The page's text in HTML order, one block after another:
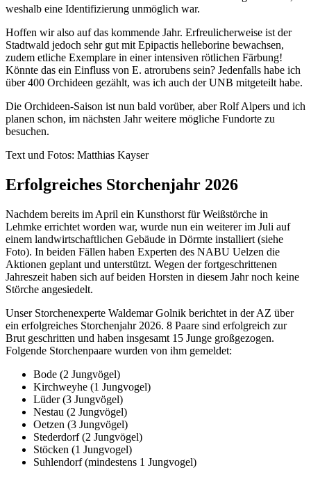
weshalb eine Identifizierung unmöglich war.
Hoffen wir also auf das kommende Jahr. Erfreulicherweise ist der
Stadtwald jedoch sehr gut mit Epipactis helleborine bewachsen,
zudem etliche Exemplare in einer intensiven rötlichen Färbung!
Könnte das ein Einfluss von E. atrorubens sein? Jedenfalls habe ich
über 400 Orchideen gezählt, was ich auch der UNB mitgeteilt habe.
Die Orchideen-Saison ist nun bald vorüber, aber Rolf Alpers und ich
planen schon, im nächsten Jahr weitere mögliche Fundorte zu
besuchen.
Text und Fotos: Matthias Kayser
Erfolgreiches Storchenjahr 2026
Nachdem bereits im April ein Kunsthorst für Weißstörche in
Lehmke errichtet worden war, wurde nun ein weiterer im Juli auf
einem landwirtschaftlichen Gebäude in Dörmte installiert (siehe
Foto). In beiden Fällen haben Experten des NABU Uelzen die
Aktionen geplant und unterstützt. Wegen der fortgeschrittenen
Jahreszeit haben sich auf beiden Horsten in diesem Jahr noch keine
Störche angesiedelt.
Unser Storchenexperte Waldemar Golnik berichtet in der AZ über
ein erfolgreiches Storchenjahr 2026. 8 Paare sind erfolgreich zur
Brut geschritten und haben insgesamt 15 Junge großgezogen.
Folgende Storchenpaare wurden von ihm gemeldet:
Bode (2 Jungvögel)
Kirchweyhe (1 Jungvogel)
Lüder (3 Jungvögel)
Nestau (2 Jungvögel)
Oetzen (3 Jungvögel)
Stederdorf (2 Jungvögel)
Stöcken (1 Jungvogel)
Suhlendorf (mindestens 1 Jungvogel)